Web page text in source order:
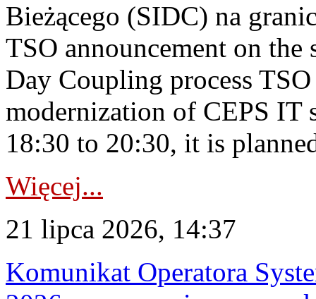
Bieżącego (SIDC) na
TSO announcement on
Day Coupling process
modernization of CEPS IT
18:30 to 20:30, it is
Więcej...
21 lipca 2026, 14:37
Komunikat Operatora